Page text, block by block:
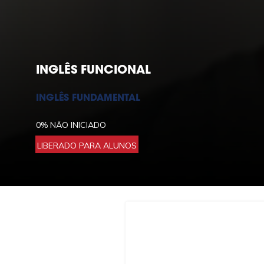
INGLÊS FUNCIONAL
INGLÊS FUNDAMENTAL
0% NÃO INICIADO
LIBERADO PARA ALUNOS